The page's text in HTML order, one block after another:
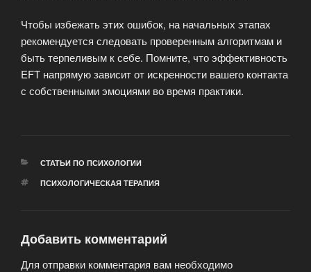
Чтобы избежать этих ошибок, на начальных этапах
рекомендуется следовать проверенным алгоритмам и
быть терпеливым к себе. Помните, что эффективность
EFT напрямую зависит от искренности вашего контакта
с собственными эмоциями во время практики.
РУБРИКИ
СТАТЬИ ПО ПСИХОЛОГИИ
МЕТКИ
ПСИХОЛОГИЧЕСКАЯ ТЕРАПИЯ
Добавить комментарий
Для отправки комментария вам необходимо